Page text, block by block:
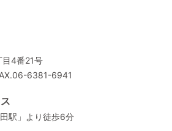
目4番21号
6381-6941
駅」より徒歩6分